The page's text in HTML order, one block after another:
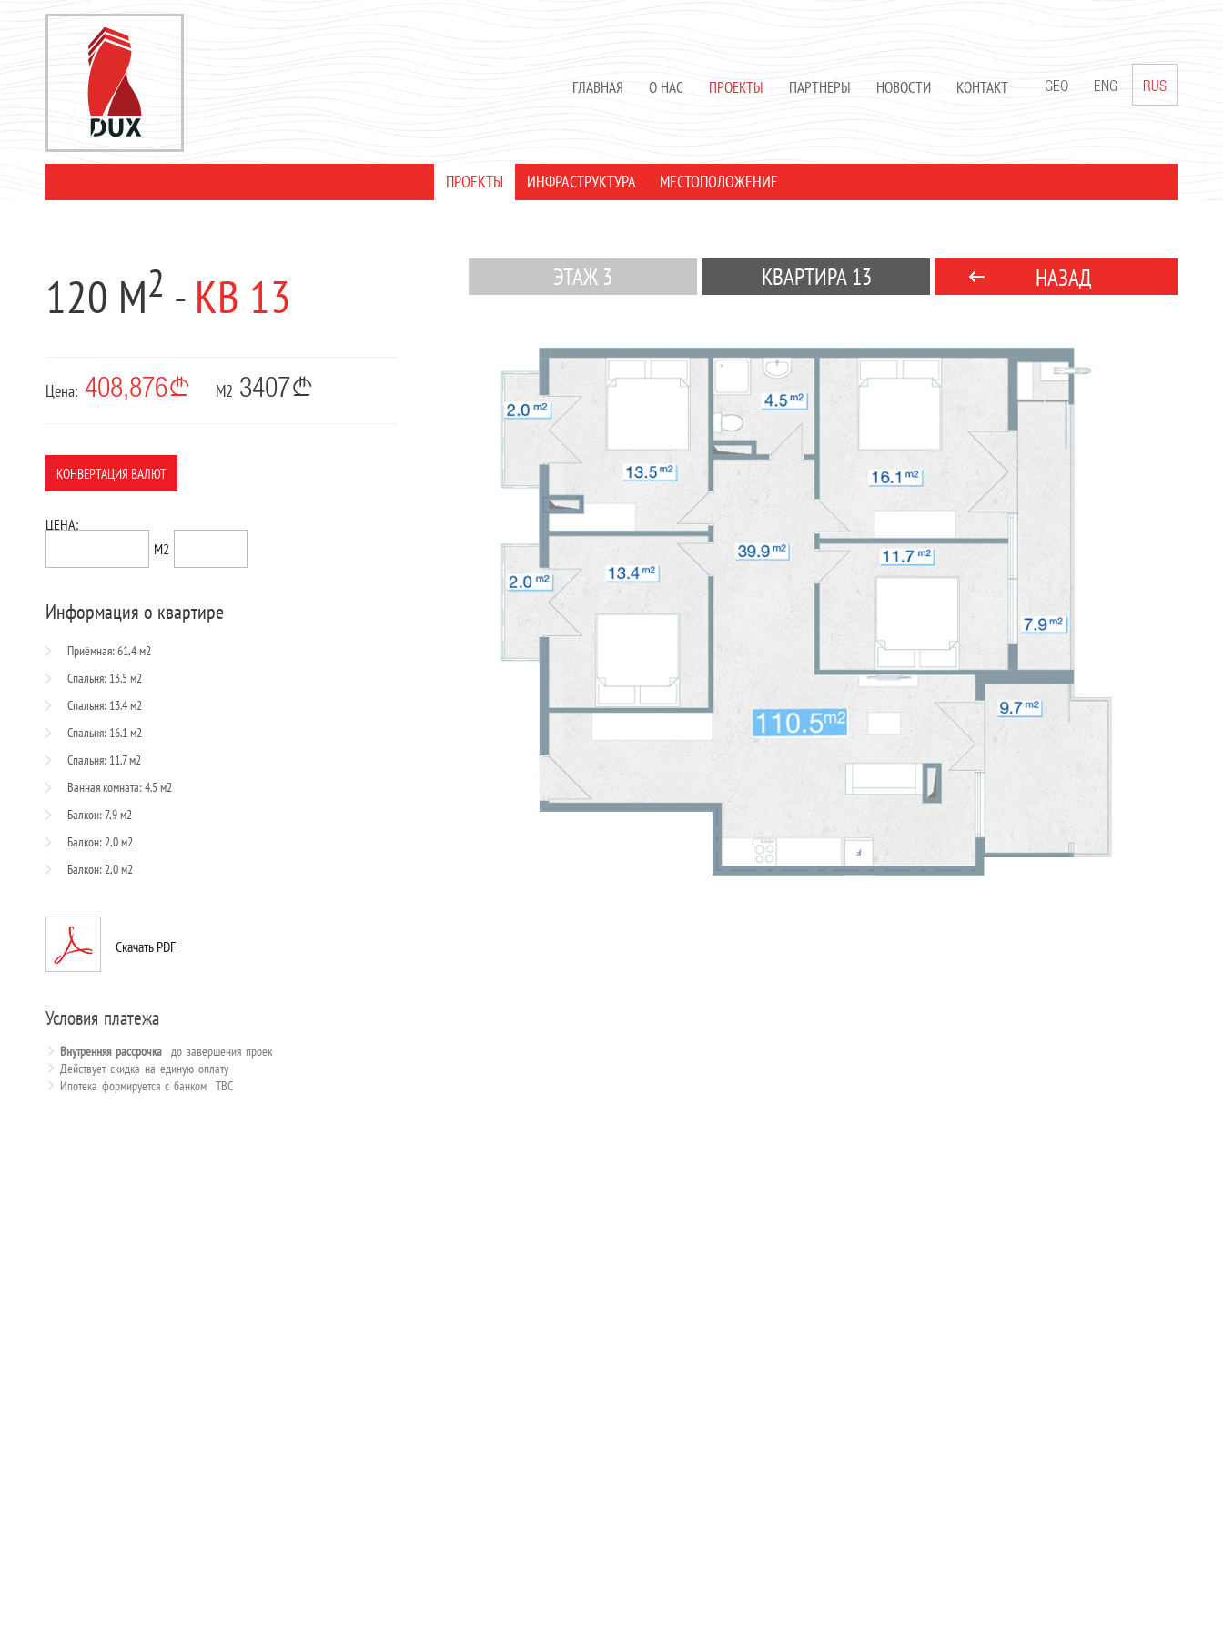
ГЛАВНАЯ О НАС ПРОЕКТЫ ПАРТНЕРЫ НОВОСТИ КОНТАКТ GEO ENG RUS
ПРОЕКТЫ ИНФРАСТРУКТУРА МЕСТОПОЛОЖЕНИЕ
НАЗАД
КВАРТИРА 13
ЭТАЖ 3
120 М2 - КВ 13
Цена: 408,876 М2 3407
КОНВЕРТАЦИЯ ВАЛЮТ
ЦЕНА:
М2
Информация о квартире
Приёмная: 61,4 м2
Спальня: 13.5 м2
Спальня: 13.4 м2
Спальня: 16.1 м2
Спальня: 11.7 м2
Ванная комната: 4.5 м2
Балкон: 7,9 м2
Балкон: 2,0 м2
Балкон: 2,0 м2
Скачать PDF
Условия платежа
Внутренняя рассрочка до завершения проек
Действует скидка на единую оплату
Ипотека формируется с банком TBC